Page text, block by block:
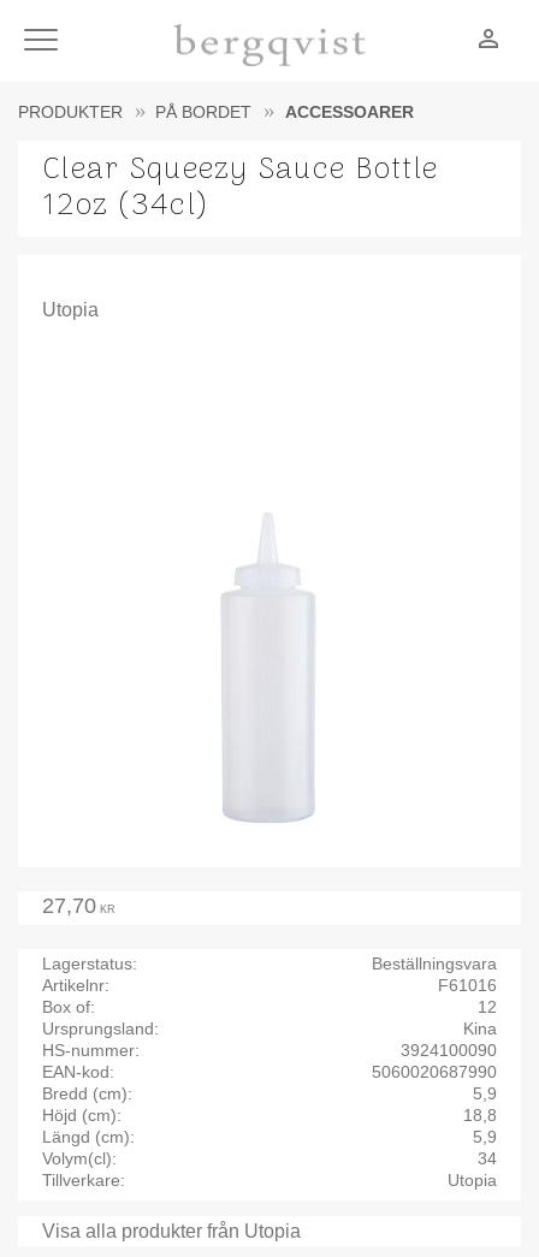
Meny person_outline
PRODUKTER PÅ BORDET ACCESSOARER
Clear Squeezy Sauce Bottle
12oz (34cl)
Utopia
27,70 KR
Lagerstatus
Beställningsvara
Artikelnr
F61016
Box of
12
Ursprungsland
Kina
HS-nummer
3924100090
EAN-kod
5060020687990
Bredd (cm)
5,9
Höjd (cm)
18,8
Längd (cm)
5,9
Volym(cl)
34
Tillverkare
Utopia
Visa alla produkter från Utopia